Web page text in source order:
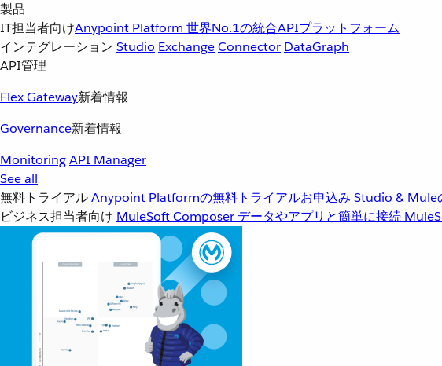
製品
IT担当者向けAnypoint Platform 世界No.1の統合APIプラットフォーム
インテグレーション Studio ExchangeConnector DataGraph
API管理
Flex Gateway新着情報
Governance新着情報
MonitoringAPI Manager
See all
無料トライアルAnypoint Platformの無料トライアルお申込み Studio & Mule
ビジネス担当者向け MuleSoft Composer データやアプリと簡単に接続